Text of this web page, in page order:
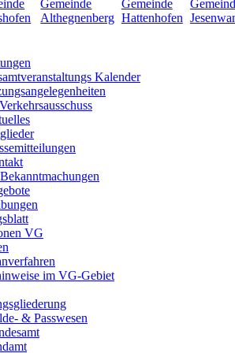
Kalender
VG
im VG-Gebiet
& Passwesen